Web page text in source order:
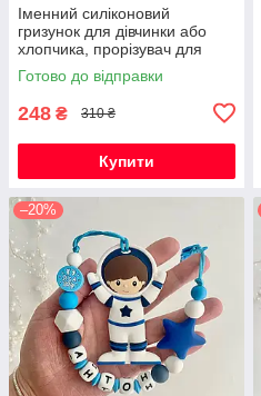
Іменний силіконовий
гризунок для дівчинки або
хлопчика, прорізувач для
зубів, котик Фелікс (сірий)
Готово до відправки
248 ₴ 310 ₴
Купити
–20%